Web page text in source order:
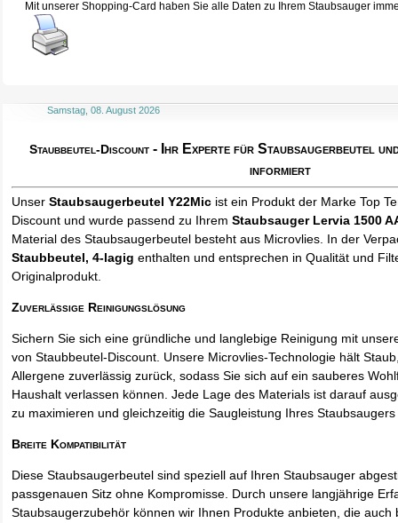
Mit unserer Shopping-Card haben Sie alle Daten zu Ihrem Staubsauger
Samstag, 08. August 2026
Staubbeutel-Discount - Ihr Experte für Staubsaugerbeutel
informiert
UnserStaubsaugerbeutel Y22Mic ist ein Produkt der Marke Top
Discount und wurde passend zu IhremStaubsauger Lervia 1500
Material des Staubsaugerbeutel besteht aus Microvlies. In der
Staubbeutel, 4-lagig enthalten und entsprechen in Qualität und
Originalprodukt.
Zuverlässige Reinigungslösung
Sichern Sie sich eine gründliche und langlebige Reinigung mit
von Staubbeutel-Discount. Unsere Microvlies-Technologie hält
Allergene zuverlässig zurück, sodass Sie sich auf ein sauberes
Haushalt verlassen können. Jede Lage des Materials ist darauf
zu maximieren und gleichzeitig die Saugleistung Ihres
Breite Kompatibilität
Diese Staubsaugerbeutel sind speziell auf Ihren Staubsauger
passgenauen Sitz ohne Kompromisse. Durch unsere langjährige
Staubsaugerzubehör können wir Ihnen Produkte anbieten, die auch